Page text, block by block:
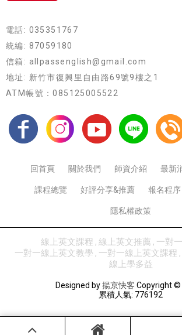
電話: 035351767
統編: 87059180
信箱: allpassenglish@gmail.com
地址: 新竹市復興里自由路69號9樓之1
ATM帳號：085125005522
回首頁 關於我們 師資介紹 最新
課程總覽 好評分享&推薦 報名程序
隱私權政策
線上英文課程 線上英文推薦
一對
一對一線上英文教學
一對一線上英文課程
線上學多益
Designed by揚京快客 Copyright ©
累積人氣: 776192